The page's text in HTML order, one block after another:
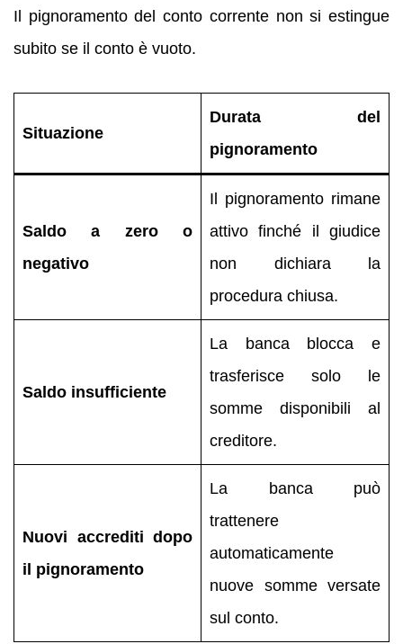
Il pignoramento del conto corrente non si estingue
subito se il conto è vuoto.
Situazione
Durata del
pignoramento
Saldo a zero o
negativo
Il pignoramento rimane
attivo finché il giudice
non dichiara la
procedura chiusa.
Saldo insufficiente
La banca blocca e
trasferisce solo le
somme disponibili al
creditore.
Nuovi accrediti dopo
il pignoramento
La banca può
trattenere
automaticamente
nuove somme versate
sul conto.